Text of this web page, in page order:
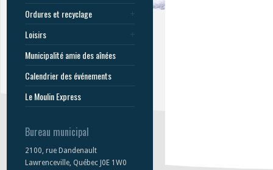
Ordures et recyclage
Loisirs
Municipalité amie des aînées
Calendrier des événements
Le Moulin Express
Bureau municipal
2100, rue Dandenault
Lawrenceville, Québec J0E 1W0